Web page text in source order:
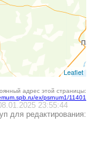
Leaflet
адрес этой страницы:
ex/psrnum1/11401
23:55:44
для редактирования: